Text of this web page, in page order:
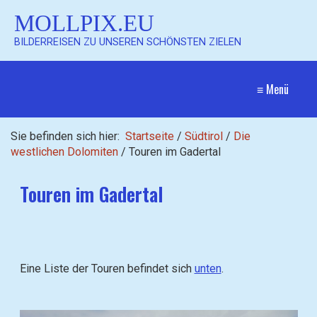
MOLLPIX.EU
BILDERREISEN ZU UNSEREN SCHÖNSTEN ZIELEN
≡ Menü
Sie befinden sich hier: Startseite / Südtirol / Die
westlichen Dolomiten / Touren im Gadertal
Touren im Gadertal
Eine Liste der Touren befindet sich unten.